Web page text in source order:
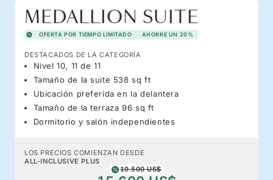
MEDALLION SUITE
OFERTA POR TIEMPO LIMITADO AHORRE UN 20%
DESTACADOS DE LA CATEGORÍA
Nivel 10, 11 de 11
Tamaño de la suite 538 sq ft
Ubicación preferida en la delantera
Tamaño de la terraza 96 sq ft
Dormitorio y salón independientes
LOS PRECIOS COMIENZAN DESDE
ALL-INCLUSIVE PLUS
19.500 US$